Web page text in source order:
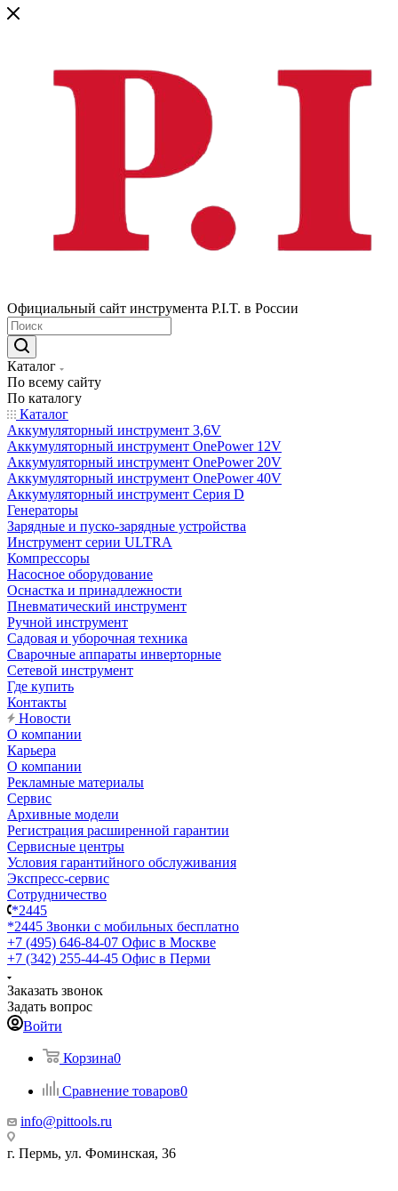
Официальный сайт инструмента P.I.T. в России
Каталог
По всему сайту
По каталогу
Каталог
Аккумуляторный инструмент 3,6V
Аккумуляторный инструмент OnePower 12V
Аккумуляторный инструмент OnePower 20V
Аккумуляторный инструмент OnePower 40V
Аккумуляторный инструмент Серия D
Генераторы
Зарядные и пуско-зарядные устройства
Инструмент серии ULTRA
Компрессоры
Насосное оборудование
Оснастка и принадлежности
Пневматический инструмент
Ручной инструмент
Садовая и уборочная техника
Сварочные аппараты инверторные
Сетевой инструмент
Где купить
Контакты
Новости
О компании
Карьера
О компании
Рекламные материалы
Сервис
Архивные модели
Регистрация расширенной гарантии
Сервисные центры
Условия гарантийного обслуживания
Экспресс-сервис
Сотрудничество
*2445
*2445 Звонки с мобильных бесплатно
+7 (495) 646-84-07 Офис в Москве
+7 (342) 255-44-45 Офис в Перми
Заказать звонок
Задать вопрос
Войти
Корзина0
Сравнение товаров0
info@pittools.ru
г. Пермь, ул. Фоминская, 36